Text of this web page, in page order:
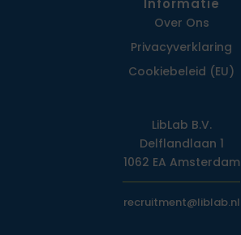
Informatie
Over Ons
Privacy­verklaring
Cookiebeleid (EU)
LibLab B.V.
Delflandlaan 1
1062 EA Amsterdam
recruitment@liblab.nl